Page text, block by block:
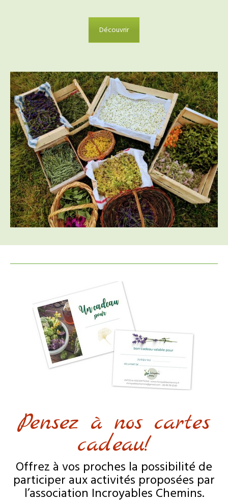
Découvrir
Pensez à nos cartes
cadeau!
Offrez à vos proches la possibilité de
participer aux activités proposées par
l’association Incroyables Chemins.